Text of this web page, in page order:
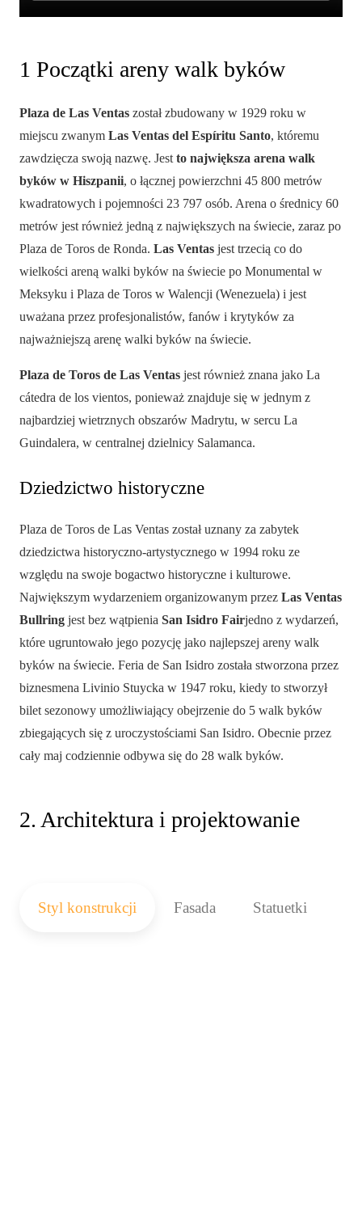
1 Początki areny walk byków
Plaza de Las Ventas został zbudowany w 1929 roku w
miejscu zwanym Las Ventas del Espíritu Santo, któremu
zawdzięcza swoją nazwę. Jest to największa arena walk
byków w Hiszpanii, o łącznej powierzchni 45 800 metrów
kwadratowych i pojemności 23 797 osób. Arena o średnicy 60
metrów jest również jedną z największych na świecie, zaraz po
Plaza de Toros de Ronda. Las Ventas jest trzecią co do
wielkości areną walki byków na świecie po Monumental w
Meksyku i Plaza de Toros w Walencji (Wenezuela) i jest
uważana przez profesjonalistów, fanów i krytyków za
najważniejszą arenę walki byków na świecie.
Plaza de Toros de Las Ventas jest również znana jako La
cátedra de los vientos, ponieważ znajduje się w jednym z
najbardziej wietrznych obszarów Madrytu, w sercu La
Guindalera, w centralnej dzielnicy Salamanca.
Dziedzictwo historyczne
Plaza de Toros de Las Ventas został uznany za zabytek
dziedzictwa historyczno-artystycznego w 1994 roku ze
względu na swoje bogactwo historyczne i kulturowe.
Największym wydarzeniem organizowanym przez Las Ventas
Bullring jest bez wątpienia San Isidro Fairjedno z wydarzeń,
które ugruntowało jego pozycję jako najlepszej areny walk
byków na świecie. Feria de San Isidro została stworzona przez
biznesmena Livinio Stuycka w 1947 roku, kiedy to stworzył
bilet sezonowy umożliwiający obejrzenie do 5 walk byków
zbiegających się z uroczystościami San Isidro. Obecnie przez
cały maj codziennie odbywa się do 28 walk byków.
2. Architektura i projektowanie
Styl konstrukcji Fasada Statuetki